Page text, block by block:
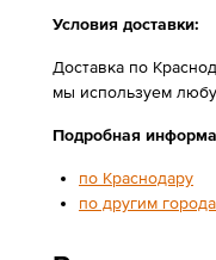
Условия доставки:
Доставка по
мы используем
Подробная
по Краснодару
по другим